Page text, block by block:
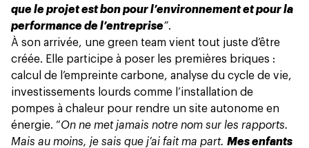
que le projet est bon pour l’environnement et pour la
performance de l’entreprise”.
À son arrivée, une green team vient tout juste d’être
créée. Elle participe à poser les premières briques :
calcul de l’empreinte carbone, analyse du cycle de vie,
investissements lourds comme l’installation de
pompes à chaleur pour rendre un site autonome en
énergie. “On ne met jamais notre nom sur les rapports.
Mais au moins, je sais que j’ai fait ma part. Mes enfants